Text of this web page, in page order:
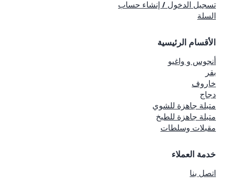
تسجيل الدخول / إنشاء حساب
السلة
الأقسام الرئيسية
أنجوس و واغيو
بقر
خاروف
دجاج
متبلة جاهزة للشوي
متبلة جاهزة للطبخ
مقبلات وسلطات
خدمة العملاء
اتصل بنا